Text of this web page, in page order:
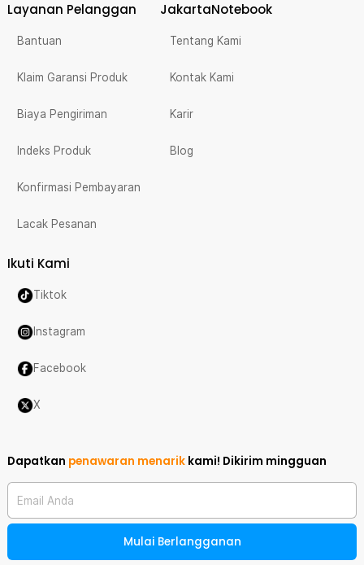
Layanan Pelanggan
Bantuan
Klaim Garansi Produk
Biaya Pengiriman
Indeks Produk
Konfirmasi Pembayaran
Lacak Pesanan
JakartaNotebook
Tentang Kami
Kontak Kami
Karir
Blog
Ikuti Kami
Tiktok
Instagram
Facebook
X
Dapatkan penawaran menarik kami! Dikirim mingguan
Email Anda
Mulai Berlangganan